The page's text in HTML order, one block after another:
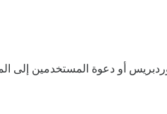
أو دعوة المستخدمين إلى